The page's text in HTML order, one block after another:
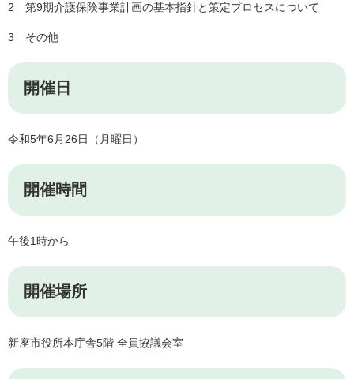
2 第9期介護保険事業計画の基本指針と策定プロセスについて
3 その他
開催日
令和5年6月26日（月曜日）
開催時間
午後1時から
開催場所
新座市役所本庁舎5階 全員協議会室